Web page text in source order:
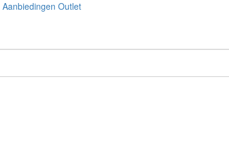
Aanbiedingen Outlet